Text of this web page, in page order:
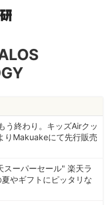
う終わり。キッズAirクッ
りMakuakeにて先行販売
スーパーセール" 楽天ラ
やギフトにピッタリな